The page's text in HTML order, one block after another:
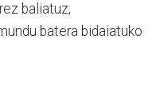
baliatuz,
batera bidaiatuko